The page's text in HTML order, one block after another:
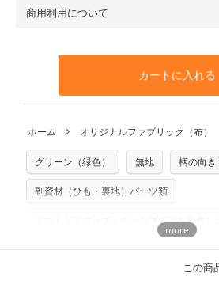
も送料の表示が600円となり宅急便で
となります。
※万が一、検品時に不備が見つかった
の発送となる場合がございます。
※土日祝は営業日に含まれません。
※配送日のご指定は承れません。出来
・布はご注文後に注文数量のみをプリ
や用尺をお間違えのないようお願いし
と違う、などの理由での返品は承れま
商用利用について
す。ハンドメイドサイトなどでの販売
利用いただけます。「nunocoto
も不要です。（製品化した際に起こ
いませんのでご了承ください）
※有料型紙（ホームソーイング型紙シ
らべるキットに付属された型紙は商
注意ください。型紙自体の転用・販売
商用利用についての詳細はこちら
カートに入れる
ホーム オリジナルファブリック（布）
グリーン（緑色） 無地 柄の向き
副資材（ひも・裏地）パーツ類
アウトドアグッズ・キャンプギアを自作し
この商